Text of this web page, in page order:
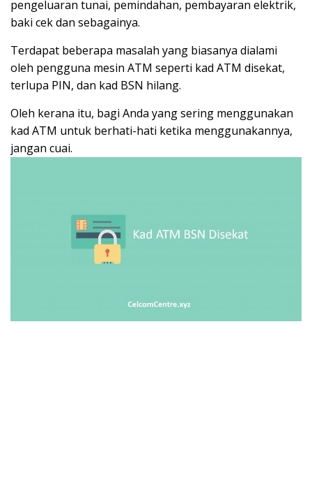
pengeluaran tunai, pemindahan, pembayaran elektrik,
baki cek dan sebagainya.
Terdapat beberapa masalah yang biasanya dialami
oleh pengguna mesin ATM seperti kad ATM disekat,
terlupa PIN, dan kad BSN hilang.
Oleh kerana itu, bagi Anda yang sering menggunakan
kad ATM untuk berhati-hati ketika menggunakannya,
jangan cuai.